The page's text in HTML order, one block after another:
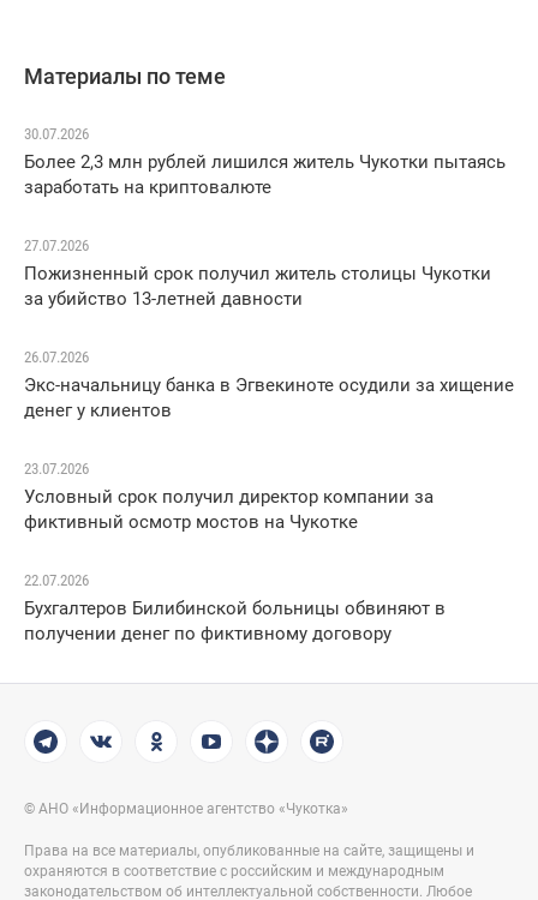
Материалы по теме
30.07.2026
Более 2,3 млн рублей лишился житель Чукотки пытаясь
заработать на криптовалюте
27.07.2026
Пожизненный срок получил житель столицы Чукотки
за убийство 13-летней давности
26.07.2026
Экс-начальницу банка в Эгвекиноте осудили за хищение
денег у клиентов
23.07.2026
Условный срок получил директор компании за
фиктивный осмотр мостов на Чукотке
22.07.2026
Бухгалтеров Билибинской больницы обвиняют в
получении денег по фиктивному договору
© АНО «Информационное агентство «Чукотка»
Права на все материалы, опубликованные на сайте, защищены и
охраняются в соответствие с российским и международным
законодательством об интеллектуальной собственности. Любое